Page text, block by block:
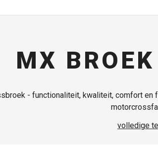
MX
- functionaliteit, kwaliteit, comfort en
volledige